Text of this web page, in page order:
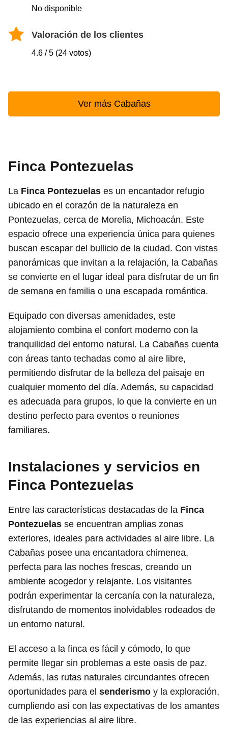
No disponible
Valoración de los clientes
4.6 / 5 (24 votos)
Ver más Cabañas
Finca Pontezuelas
La Finca Pontezuelas es un encantador refugio
ubicado en el corazón de la naturaleza en
Pontezuelas, cerca de Morelia, Michoacán. Este
espacio ofrece una experiencia única para quienes
buscan escapar del bullicio de la ciudad. Con vistas
panorámicas que invitan a la relajación, la Cabañas
se convierte en el lugar ideal para disfrutar de un fin
de semana en familia o una escapada romántica.
Equipado con diversas amenidades, este
alojamiento combina el confort moderno con la
tranquilidad del entorno natural. La Cabañas cuenta
con áreas tanto techadas como al aire libre,
permitiendo disfrutar de la belleza del paisaje en
cualquier momento del día. Además, su capacidad
es adecuada para grupos, lo que la convierte en un
destino perfecto para eventos o reuniones
familiares.
Instalaciones y servicios en
Finca Pontezuelas
Entre las características destacadas de la Finca
Pontezuelas se encuentran amplias zonas
exteriores, ideales para actividades al aire libre. La
Cabañas posee una encantadora chimenea,
perfecta para las noches frescas, creando un
ambiente acogedor y relajante. Los visitantes
podrán experimentar la cercanía con la naturaleza,
disfrutando de momentos inolvidables rodeados de
un entorno natural.
El acceso a la finca es fácil y cómodo, lo que
permite llegar sin problemas a este oasis de paz.
Además, las rutas naturales circundantes ofrecen
oportunidades para el senderismo y la exploración,
cumpliendo así con las expectativas de los amantes
de las experiencias al aire libre.